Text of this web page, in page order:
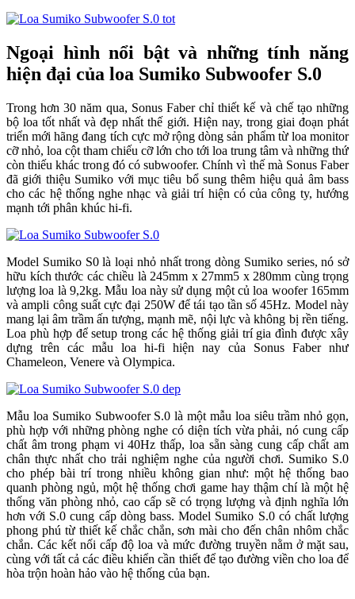
Ngoại hình nổi bật và những tính năng
hiện đại của loa Sumiko Subwoofer S.0
Trong hơn 30 năm qua, Sonus Faber chỉ thiết kế và chế tạo những
bộ loa tốt nhất và đẹp nhất thế giới. Hiện nay, trong giai đoạn phát
triển mới hãng đang tích cực mở rộng dòng sản phẩm từ loa monitor
cỡ nhỏ, loa cột tham chiếu cỡ lớn cho tới loa trung tâm và những thứ
còn thiếu khác trong đó có subwoofer. Chính vì thế mà Sonus Faber
đã giới thiệu Sumiko với mục tiêu bổ sung thêm hiệu quả âm bass
cho các hệ thống nghe nhạc và giải trí hiện có của công ty, hướng
mạnh tới phân khúc hi-fi.
Model Sumiko S0 là loại nhỏ nhất trong dòng Sumiko series, nó sở
hữu kích thước các chiều là 245mm x 27mm5 x 280mm cùng trọng
lượng loa là 9,2kg. Mẫu loa này sử dụng một củ loa woofer 165mm
và ampli công suất cực đại 250W để tái tạo tần số 45Hz. Model này
mang lại âm trầm ấn tượng, mạnh mẽ, nội lực và không bị rền tiếng.
Loa phù hợp để setup trong các hệ thống giải trí gia đình được xây
dựng trên các mẫu loa hi-fi hiện nay của Sonus Faber như
Chameleon, Venere và Olympica.
Mẫu loa Sumiko Subwoofer S.0 là một mẫu loa siêu trầm nhỏ gọn,
phù hợp với những phòng nghe có diện tích vừa phải, nó cung cấp
chất âm trong phạm vi 40Hz thấp, loa sẵn sàng cung cấp chất am
chân thực nhất cho trải nghiệm nghe của người chơi. Sumiko S.0
cho phép bài trí trong nhiều không gian như: một hệ thống bao
quanh phòng ngủ, một hệ thống chơi game hay thậm chí là một hệ
thống văn phòng nhỏ, cao cấp sẽ có trọng lượng và định nghĩa lớn
hơn với S.0 cung cấp dòng bass. Model Sumiko S.0 có chất lượng
phong phú từ thiết kế chắc chắn, sơn mài cho đến chân nhôm chắc
chắn. Các kết nối cấp độ loa và mức đường truyền nằm ở mặt sau,
cùng với tất cả các điều khiển cần thiết để tạo đường viền cho loa để
hòa trộn hoàn hảo vào hệ thống của bạn.